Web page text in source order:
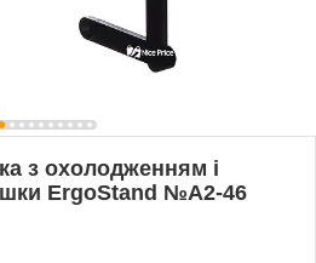
з охолодженням і
ErgoStand №A2-46